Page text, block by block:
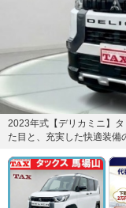
2023年式【デリカミニ】
た目と、充実した快適装備